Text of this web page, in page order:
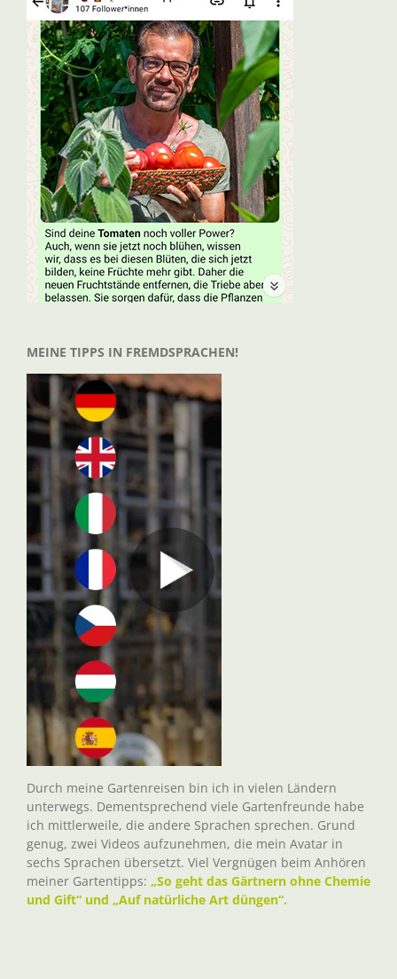
MEINE TIPPS IN FREMDSPRACHEN!
Durch meine Gartenreisen bin ich in vielen Ländern
unterwegs. Dementsprechend viele Gartenfreunde habe
ich mittlerweile, die andere Sprachen sprechen. Grund
genug, zwei Videos aufzunehmen, die mein Avatar in
sechs Sprachen übersetzt. Viel Vergnügen beim Anhören
meiner Gartentipps: „So geht das Gärtnern ohne Chemie
und Gift“ und „Auf natürliche Art düngen“.